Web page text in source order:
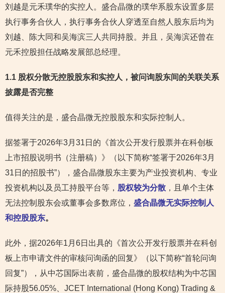
刘越是元禾璞华的实控人。盛合晶微的璞华系股东设置多层
执行事务合伙人，执行事务合伙人穿透至自然人股东后均为
刘越、陈大同和吴海滨三人共同持股。并且，吴海滨还曾在
元禾控股担任战略发展部总经理。
1.1 股权分散无控股股东和实控人，被问询股东间的关联关系
披露是否完整
值得关注的是，盛合晶微无控股股东和实际控制人。
据签署于2026年3月31日的《首次公开发行股票并在科创板
上市招股说明书（注册稿）》（以下简称“签署于2026年3月
31日的招股书”），盛合晶微股东主要为产业投资机构、专业
投资机构以及员工持股平台等， 股权较为分散 ，且单个主体
无法控制股东会或董事会多数席位， 盛合晶微无实际控制人
和控股股东。
此外，据2026年1月6日出具的《首次公开发行股票并在科创
板上市申请文件的审核问询函的回复》（以下简称“首轮问询
回复”），从中芯国际出表前，盛合晶微的股权结构为中芯国
际持股56.05%、JCET International (Hong Kong) Trading &